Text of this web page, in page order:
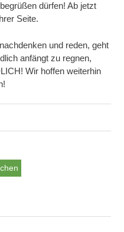
dürfen! Ab jetzt
Seite.
und reden, geht
anfängt zu regnen,
Wir hoffen weiterhin